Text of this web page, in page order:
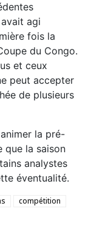
agi
fois la
du Congo.
et ceux
peut accepter
de plusieurs
la pré-
que la saison
analystes
éventualité.
compétition